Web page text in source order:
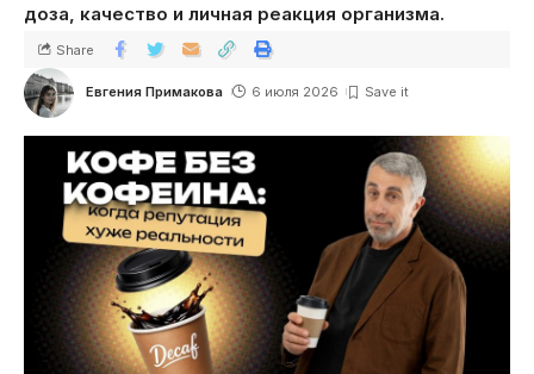
доза, качество и личная реакция организма.
Евгения Примакова 6 июля 2026
Share